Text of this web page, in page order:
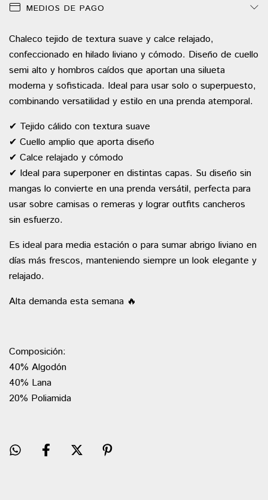
MEDIOS DE PAGO
Chaleco tejido de textura suave y calce relajado,
confeccionado en hilado liviano y cómodo. Diseño de cuello
semi alto y hombros caídos que aportan una silueta
moderna y sofisticada. Ideal para usar solo o superpuesto,
combinando versatilidad y estilo en una prenda atemporal.
✔ Tejido cálido con textura suave
✔ Cuello amplio que aporta diseño
✔ Calce relajado y cómodo
✔ Ideal para superponer en distintas capas. Su diseño sin
mangas lo convierte en una prenda versátil, perfecta para
usar sobre camisas o remeras y lograr outfits cancheros
sin esfuerzo.
Es ideal para media estación o para sumar abrigo liviano en
días más frescos, manteniendo siempre un look elegante y
relajado.
Alta demanda esta semana 🔥
Composición:
40% Algodón
40% Lana
20% Poliamida